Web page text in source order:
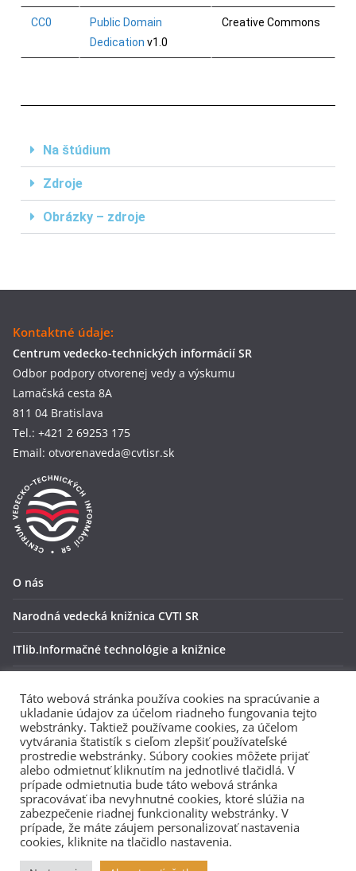
CC0
Public Domain
Dedication v1.0
Creative Commons
Na štúdium
Zdroje
Obrázky – zdroje
Kontaktné údaje:
Centrum vedecko-technických informácií SR
Odbor podpory otvorenej vedy a výskumu
Lamačská cesta 8A
811 04 Bratislava
Tel.: +421 2 69253 175
Email: otvorenaveda@cvtisr.sk
O nás
Narodná vedecká knižnica CVTI SR
ITlib.Informačné technológie a knižnice
Ochrana osobných údajov
ZENODO
Zriaďovateľ:
Táto webová stránka používa cookies na spracúvanie a
ukladanie údajov za účelom riadneho fungovania tejto
webstránky. Taktiež používame cookies, za účelom
vytvárania štatistík s cieľom zlepšiť používateľské
prostredie webstránky. Súbory cookies môžete prijať
alebo odmietnuť kliknutím na jednotlivé tlačidlá. V
prípade odmietnutia bude táto webová stránka
spracovávať iba nevyhnutné cookies, ktoré slúžia na
zabezpečenie riadnej funkcionality webstránky. V
prípade, že máte záujem personalizovať nastavenia
cookies, kliknite na tlačidlo nastavenia.